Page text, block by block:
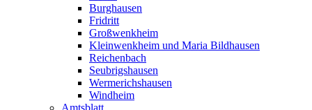
Burghausen
Fridritt
Großwenkheim
Kleinwenkheim und Maria Bildhausen
Reichenbach
Seubrigshausen
Wermerichshausen
Windheim
Amtsblatt